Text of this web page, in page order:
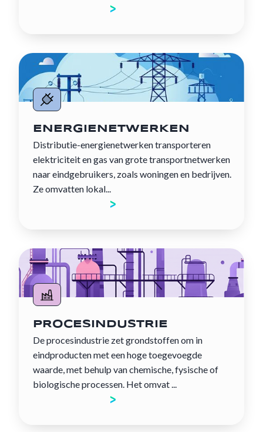
ENERGIENETWERKEN
Distributie-energienetwerken transporteren
elektriciteit en gas van grote transportnetwerken
naar eindgebruikers, zoals woningen en bedrijven.
Ze omvatten lokal...
PROCESINDUSTRIE
De procesindustrie zet grondstoffen om in
eindproducten met een hoge toegevoegde
waarde, met behulp van chemische, fysische of
biologische processen. Het omvat ...